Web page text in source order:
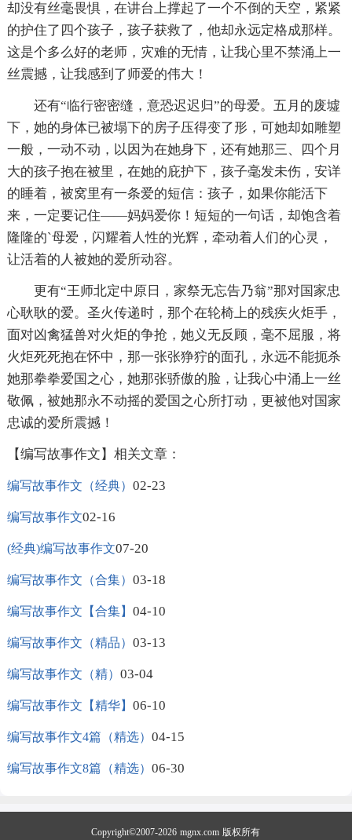
却没有丝毫畏惧，在讲台上撑起了一个不倒的天空，紧紧
的护住了四个孩子，孩子获救了，他却永远定格成那样。
这是个多么好的老师，灾难的无情，让我心里不禁涌上一
丝震撼，让我感到了师爱的伟大！
还有“临行密密缝，意恐迟迟归”的母爱。五月的废墟
下，她的身体已被塌下的房子压得变了形，可她却如雕塑
一般，一动不动，以因为在她身下，还有她那三、四个月
大的孩子抱在被里，在她的庇护下，孩子毫发未伤，安详
的睡着，被窝里有一条爱的短信：孩子，如果你能活下
来，一定要记住——妈妈爱你！短短的一句话，却饱含着
隆隆的`母爱，闪耀着人性的光辉，牵动着人们的心灵，
让活着的人被她的爱所动容。
更有“王师北定中原日，家祭无忘告乃翁”那对国家忠
心耿耿的爱。圣火传递时，那个在轮椅上的残疾火炬手，
面对凶禽猛兽对火炬的争抢，她义无反顾，毫不屈服，将
火炬死死抱在怀中，那一张张狰狞的面孔，永远不能扼杀
她那拳拳爱国之心，她那张骄傲的脸，让我心中涌上一丝
敬佩，被她那永不动摇的爱国之心所打动，更被他对国家
忠诚的爱所震撼！
【编写故事作文】相关文章：
编写故事作文（经典） 02-23
编写故事作文02-16
(经典)编写故事作文07-20
编写故事作文（合集） 03-18
编写故事作文【合集】 04-10
编写故事作文（精品） 03-13
编写故事作文（精） 03-04
编写故事作文【精华】 06-10
编写故事作文4篇（精选） 04-15
编写故事作文8篇（精选） 06-30
Copyright©2007-2026 mgnx.com 版权所有